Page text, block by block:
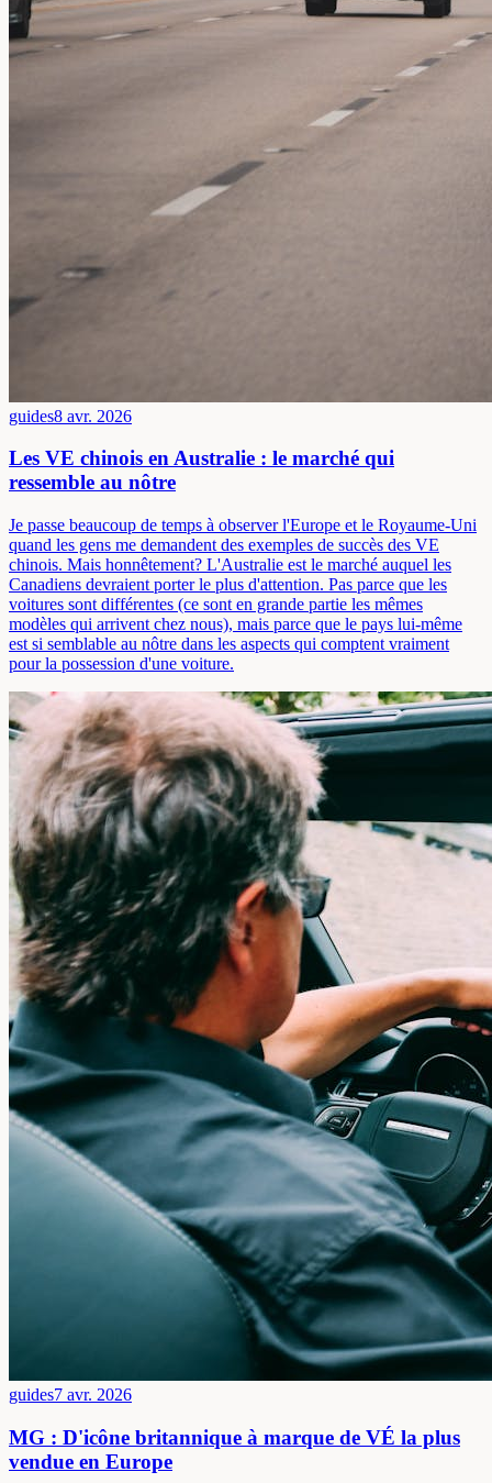
guides8 avr. 2026
Les VE chinois en Australie : le marché qui
ressemble au nôtre
Je passe beaucoup de temps à observer l'Europe et le Royaume-Uni
quand les gens me demandent des exemples de succès des VE
chinois. Mais honnêtement? L'Australie est le marché auquel les
Canadiens devraient porter le plus d'attention. Pas parce que les
voitures sont différentes (ce sont en grande partie les mêmes
modèles qui arrivent chez nous), mais parce que le pays lui-même
est si semblable au nôtre dans les aspects qui comptent vraiment
pour la possession d'une voiture.
guides7 avr. 2026
MG : D'icône britannique à marque de VÉ la plus
vendue en Europe